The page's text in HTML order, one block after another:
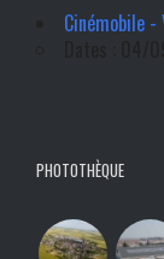
Cinémobile
PHOTOTHÈQUE